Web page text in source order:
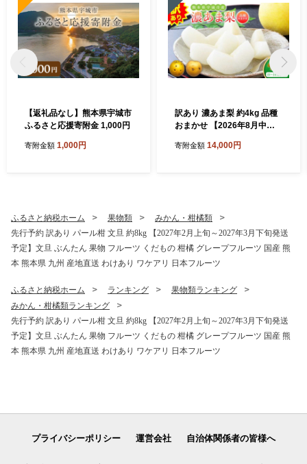
【返礼品なし】熊本県宇城市
ふるさと応援寄附金 1,000円
寄附金額 1,000円
訳あり 濃あま梨 約4kg 品種
おまかせ 【2026年8月中旬
し 秋月 幸水 豊水 新高 秋麗
寄附金額 14,000円
ふるさと納税ホーム 果物類
みかん・柑橘類
先行予約 訳あり パール柑 文旦 約8kg 【2027年2月上旬～2027年3月下旬発送
予定】文旦 ぶんたん 果物 フルーツ くだもの 柑橘 グレープフルーツ 国産 熊
本 熊本県 九州 産地直送 わけあり ワケアリ 日本フルーツ
ふるさと納税ホーム ランキング
果物類ランキング
みかん・柑橘類ランキング
先行予約 訳あり パール柑 文旦 約8kg 【2027年2月上旬～2027年3月下旬発送
予定】文旦 ぶんたん 果物 フルーツ くだもの 柑橘 グレープフルーツ 国産 熊
本 熊本県 九州 産地直送 わけあり ワケアリ 日本フルーツ
プライバシーポリシー 運営会社 自治体関係者の皆様へ